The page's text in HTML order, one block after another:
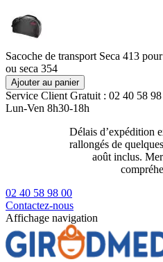
Sacoche de transport Seca 413
ou seca 354
Ajouter au panier
Service Client Gratuit : 02 40 58
Lun-Ven 8h30-18h
Délais d’expédition
rallongés de
août inclus.
02 40 58 98 00
Contactez-nous
Affichage navigation